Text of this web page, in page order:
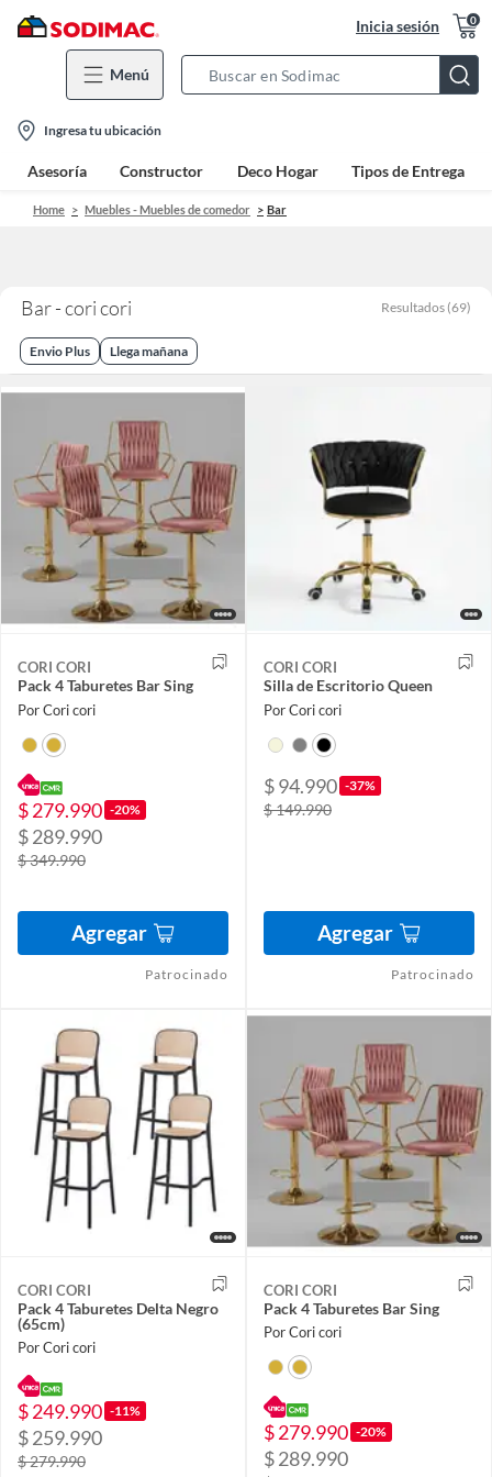
Inicia sesión 0
Menú
Bar
location-
icon
Ingresa tu ubicación
Asesoría Constructor Deco Hogar Tipos de Entrega
Home Muebles - Muebles de comedor Bar
Bar - cori cori Resultados (69)
Envio Plus Llega mañana
CORI CORI
Pack 4 Taburetes Bar Sing
Por Cori cori
$ 279.990 -20%
$ 289.990
$ 349.990
Agregar
Patrocinado
CORI CORI
Silla de Escritorio Queen
Por Cori cori
$ 94.990 -37%
$ 149.990
Agregar
Patrocinado
CORI CORI
Pack 4 Taburetes Delta Negro
(65cm)
Por Cori cori
$ 249.990 -11%
$ 259.990
$ 279.990
CORI CORI
Pack 4 Taburetes Bar Sing
Por Cori cori
$ 279.990 -20%
$ 289.990